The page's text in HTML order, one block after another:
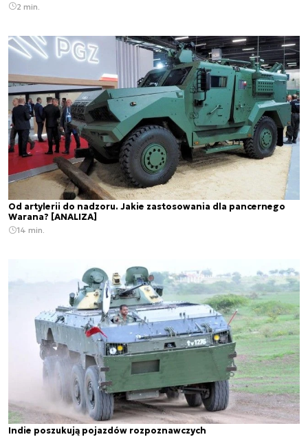
2 min.
Od artylerii do nadzoru. Jakie zastosowania dla pancernego
Warana? [ANALIZA]
14 min.
Indie poszukują pojazdów rozpoznawczych